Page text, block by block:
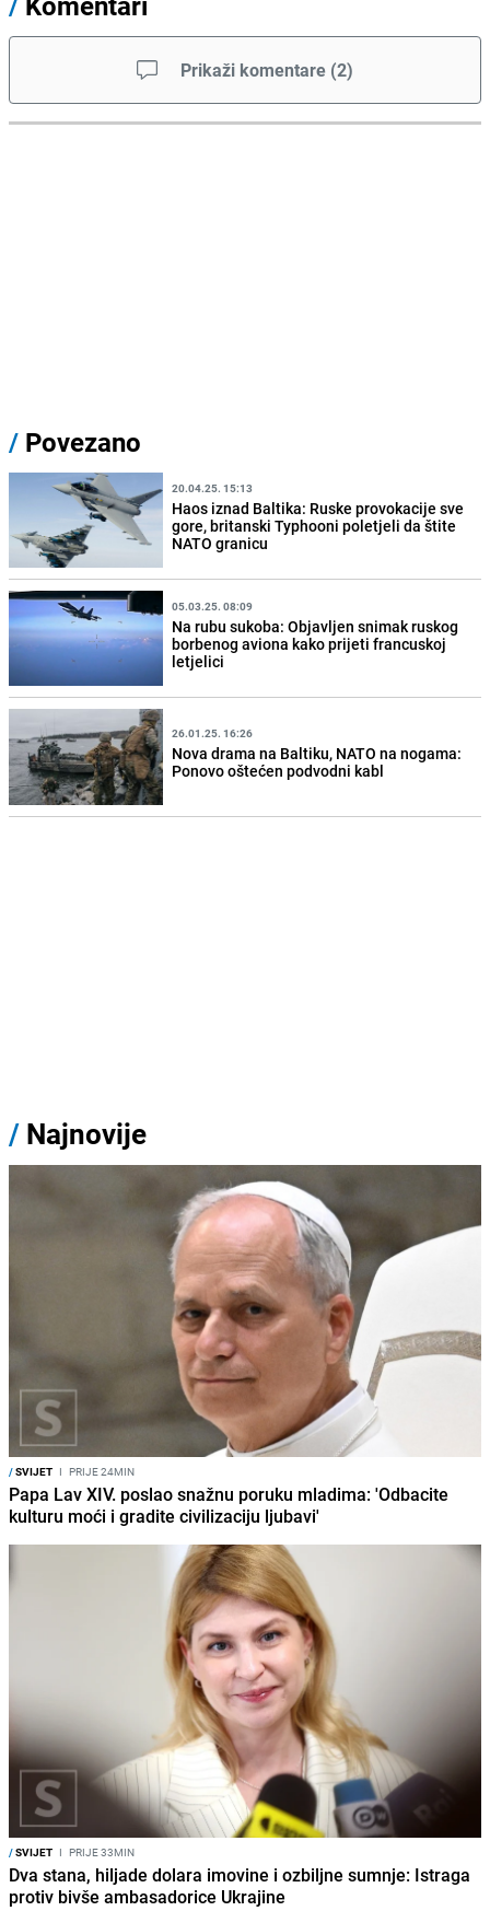
Prikaži komentare (2)
/ Povezano
20.04.25. 15:13
Haos iznad Baltika: Ruske provokacije sve
gore, britanski Typhooni poletjeli da štite
NATO granicu
05.03.25. 08:09
Na rubu sukoba: Objavljen snimak ruskog
borbenog aviona kako prijeti francuskoj
letjelici
26.01.25. 16:26
Nova drama na Baltiku, NATO na nogama:
Ponovo oštećen podvodni kabl
/ Najnovije
/SVIJET I PRIJE 24MIN
Papa Lav XIV. poslao snažnu poruku mladima: 'Odbacite
kulturu moći i gradite civilizaciju ljubavi'
/SVIJET I PRIJE 33MIN
Dva stana, hiljade dolara imovine i ozbiljne sumnje: Istraga
protiv bivše ambasadorice Ukrajine